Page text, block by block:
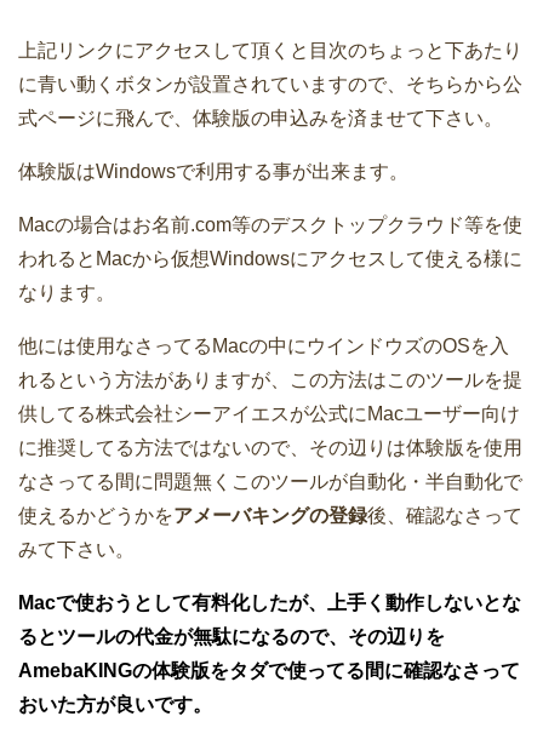
上記リンクにアクセスして頂くと目次のちょっと下あたり
に青い動くボタンが設置されていますので、そちらから公
式ページに飛んで、体験版の申込みを済ませて下さい。
体験版はWindowsで利用する事が出来ます。
Macの場合はお名前.com等のデスクトップクラウド等を使
われるとMacから仮想Windowsにアクセスして使える様に
なります。
他には使用なさってるMacの中にウインドウズのOSを入
れるという方法がありますが、この方法はこのツールを提
供してる株式会社シーアイエスが公式にMacユーザー向け
に推奨してる方法ではないので、その辺りは体験版を使用
なさってる間に問題無くこのツールが自動化・半自動化で
使えるかどうかをアメーバキングの登録後、確認なさって
みて下さい。
Macで使おうとして有料化したが、上手く動作しないとな
るとツールの代金が無駄になるので、その辺りを
AmebaKINGの体験版をタダで使ってる間に確認なさって
おいた方が良いです。